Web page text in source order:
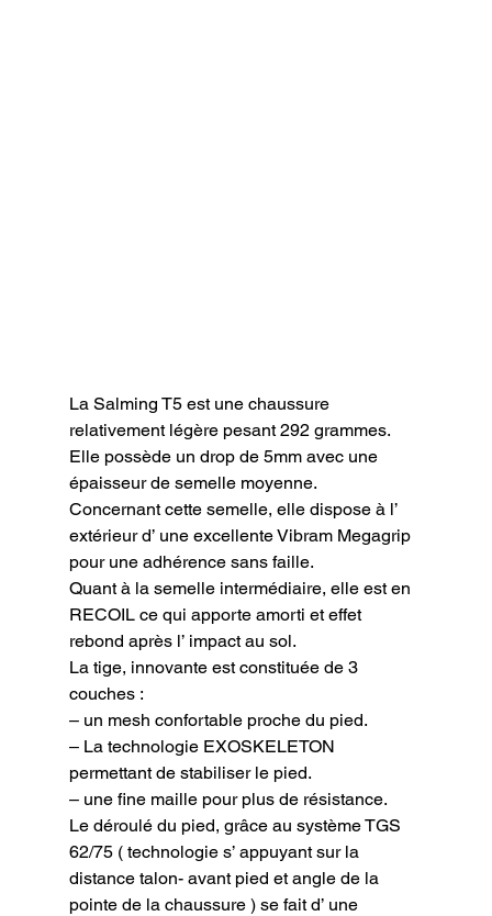
La Salming T5 est une chaussure
relativement légère pesant 292 grammes.
Elle possède un drop de 5mm avec une
épaisseur de semelle moyenne.
Concernant cette semelle, elle dispose à l’
extérieur d’ une excellente Vibram Megagrip
pour une adhérence sans faille.
Quant à la semelle intermédiaire, elle est en
RECOIL ce qui apporte amorti et effet
rebond après l’ impact au sol.
La tige, innovante est constituée de 3
couches :
– un mesh confortable proche du pied.
– La technologie EXOSKELETON
permettant de stabiliser le pied.
– une fine maille pour plus de résistance.
Le déroulé du pied, grâce au système TGS
62/75 ( technologie s’ appuyant sur la
distance talon- avant pied et angle de la
pointe de la chaussure ) se fait d’ une